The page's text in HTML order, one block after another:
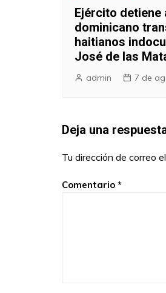
Ejército detiene
dominicano
haitianos
José de las
admin 7 de
Deja una
Tu dirección de correo
Comentario *